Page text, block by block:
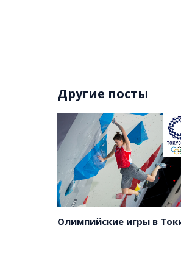
Другие посты